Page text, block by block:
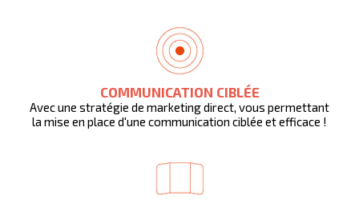
COMMUNICATION CIBLÉE
Avec une stratégie de marketing direct, vous permettant
la mise en place d'une communication ciblée et efficace !